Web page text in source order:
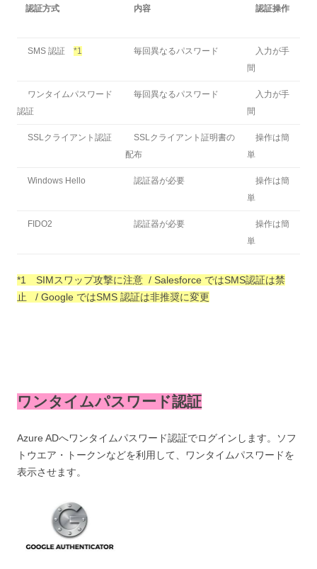
認証方式 内容 認証操作
SMS 認証 *1 毎回異なるパスワード
入力が手
間
ワンタイムパスワード
認証
毎回異なるパスワード
入力が手
間
SSLクライアント認証
SSLクライアント証明書の
配布
操作は簡
単
Windows Hello 認証器が必要
操作は簡
単
FIDO2 認証器が必要
操作は簡
単
*1 SIMスワップ攻撃に注意 / Salesforce ではSMS認証は禁
止 / Google ではSMS 認証は非推奨に変更
ワンタイムパスワード認証
Azure ADへワンタイムパスワード認証でログインします。ソフ
トウエア・トークンなどを利用して、ワンタイムパスワードを
表示させます。